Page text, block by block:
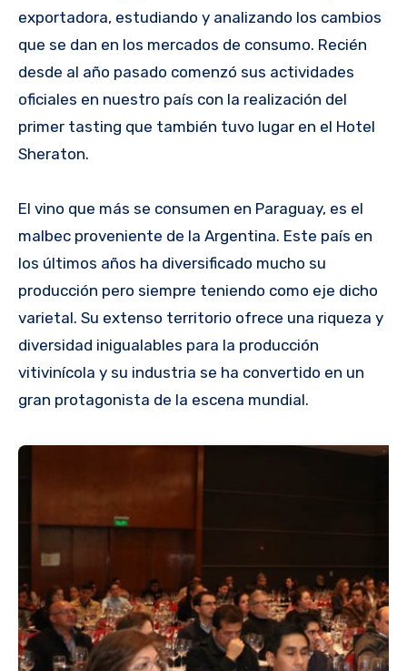
exportadora, estudiando y analizando los cambios
que se dan en los mercados de consumo. Recién
desde al año pasado comenzó sus actividades
oficiales en nuestro país con la realización del
primer tasting que también tuvo lugar en el Hotel
Sheraton.
El vino que más se consumen en Paraguay, es el
malbec proveniente de la Argentina. Este país en
los últimos años ha diversificado mucho su
producción pero siempre teniendo como eje dicho
varietal. Su extenso territorio ofrece una riqueza y
diversidad inigualables para la producción
vitivinícola y su industria se ha convertido en un
gran protagonista de la escena mundial.